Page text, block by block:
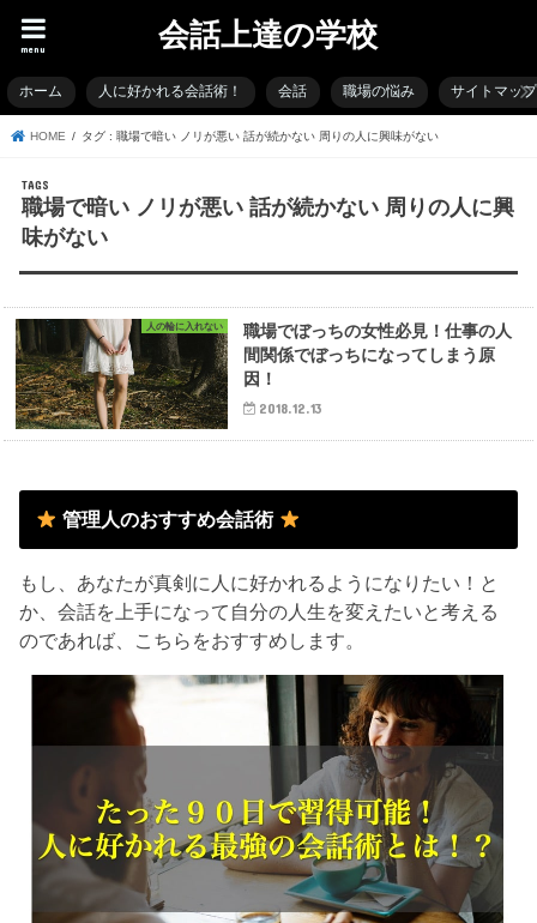
会話上達の学校
menu
ホーム 人に好かれる会話術！ 会話 職場の悩み サイトマップ
HOME タグ : 職場で暗い ノリが悪い 話が続かない 周りの人に興味がない
職場で暗い ノリが悪い 話が続かない 周りの人に興
味がない
人の輪に入れない
職場でぼっちの女性必見！仕事の人
間関係でぼっちになってしまう原
因！
2018.12.13
管理人のおすすめ会話術
もし、あなたが真剣に人に好かれるようになりたい！と
か、会話を上手になって自分の人生を変えたいと考える
のであれば、こちらをおすすめします。